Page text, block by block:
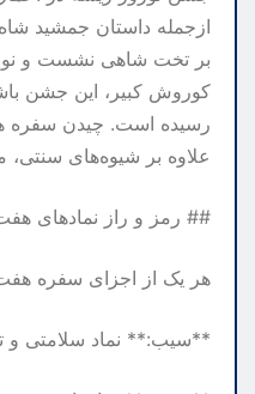
ازجمله داستان جمشید
بر تخت شاهی نشست و نور
کوروش کبیر، این جشن
رسیده است. چیدن سفره
علاوه بر شیوه‌های
## رمز و راز نمادهای
هر یک از اجزای سفره
**سیب:** نماد سلامتی و